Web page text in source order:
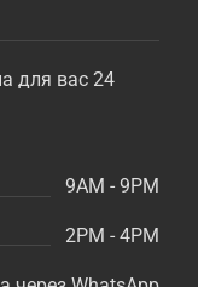
для вас 24
9AM - 9PM
2PM - 4PM